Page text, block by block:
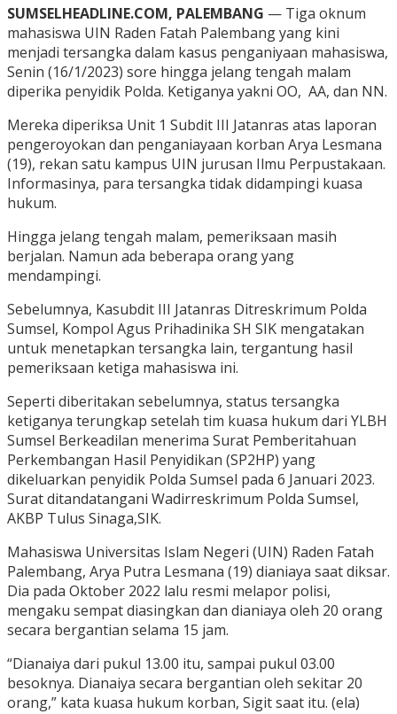
SUMSELHEADLINE.COM, PALEMBANG — Tiga oknum
mahasiswa UIN Raden Fatah Palembang yang kini
menjadi tersangka dalam kasus penganiyaan mahasiswa,
Senin (16/1/2023) sore hingga jelang tengah malam
diperika penyidik Polda. Ketiganya yakni OO, AA, dan NN.
Mereka diperiksa Unit 1 Subdit III Jatanras atas laporan
pengeroyokan dan penganiayaan korban Arya Lesmana
(19), rekan satu kampus UIN jurusan Ilmu Perpustakaan.
Informasinya, para tersangka tidak didampingi kuasa
hukum.
Hingga jelang tengah malam, pemeriksaan masih
berjalan. Namun ada beberapa orang yang
mendampingi.
Sebelumnya, Kasubdit III Jatanras Ditreskrimum Polda
Sumsel, Kompol Agus Prihadinika SH SIK mengatakan
untuk menetapkan tersangka lain, tergantung hasil
pemeriksaan ketiga mahasiswa ini.
Seperti diberitakan sebelumnya, status tersangka
ketiganya terungkap setelah tim kuasa hukum dari YLBH
Sumsel Berkeadilan menerima Surat Pemberitahuan
Perkembangan Hasil Penyidikan (SP2HP) yang
dikeluarkan penyidik Polda Sumsel pada 6 Januari 2023.
Surat ditandatangani Wadirreskrimum Polda Sumsel,
AKBP Tulus Sinaga,SIK.
Mahasiswa Universitas Islam Negeri (UIN) Raden Fatah
Palembang, Arya Putra Lesmana (19) dianiaya saat diksar.
Dia pada Oktober 2022 lalu resmi melapor polisi,
mengaku sempat diasingkan dan dianiaya oleh 20 orang
secara bergantian selama 15 jam.
“Dianaiya dari pukul 13.00 itu, sampai pukul 03.00
besoknya. Dianaiya secara bergantian oleh sekitar 20
orang,” kata kuasa hukum korban, Sigit saat itu. (ela)